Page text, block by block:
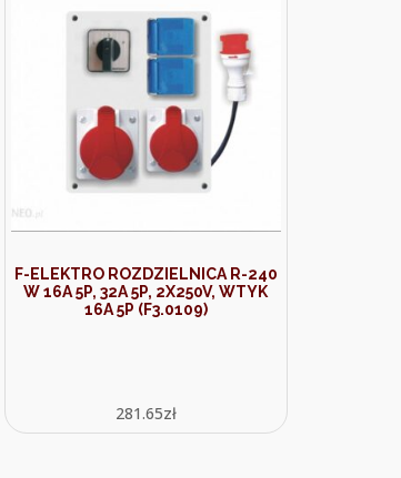
F-ELEKTRO ROZDZIELNICA R-240
W 16A 5P, 32A 5P, 2X250V, WTYK
16A 5P (F3.0109)
281.65zł